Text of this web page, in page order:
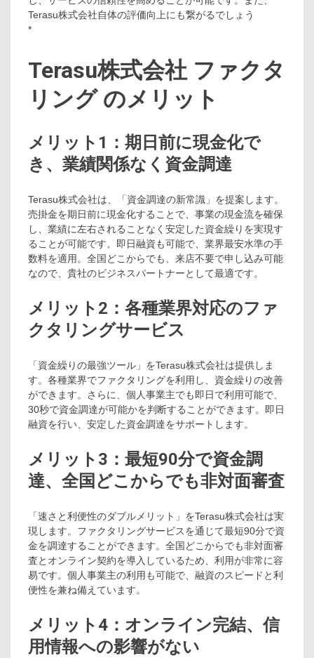
Terasu株式会社自体の評価向上にも繋がるでしょう
*
Terasu株式会社 ファクタ
リング のメリット
メリット1：期日前に現金化で
き、業績関係なく資金調達
Terasu株式会社は、「資金調達の新常識」を提案します。
売掛金を期日前に現金化することで、事業の現金流を確保
し、業績に左右されることなく安定した資金繰りを実現す
ることが可能です。即日融資も可能で、業界最安水準の手
数料を適用。全国どこからでも、来店不要で申し込み可能
なので、貴社のビジネスパートナーとして最適です。
メリット2：各種業界対応のファ
クタリングサービス
「資金繰りの最強ツール」をTerasu株式会社は提供しま
す。各種業界でファクタリングを利用し、資金繰りの改善
ができます。さらに、個人事業主でも即日で利用可能で、
30秒で資金調達が可能かを判断することができます。即日
融資を行い、安定した資金調達をサポートします。
メリット3：最短90分で資金調
達、全国どこからでも非対面審査
「速さと利便性のダブルメリット」をTerasu株式会社は実
現します。ファクタリングサービスを通じて最短90分で資
金を調達することができます。全国どこからでも非対面審
査とオンライン契約を導入しているため、利用が非常に容
易です。個人事業主の利用も可能で、融資のスピードと利
便性を兼ね備えています。
メリット4：オンライン完結、信
用情報への影響がない